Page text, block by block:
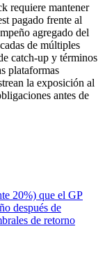
requiere mantener
pagado frente al
agregado del
de múltiples
catch-up y términos
plataformas
la exposición al
antes de
20%) que el GP
después de
de retorno